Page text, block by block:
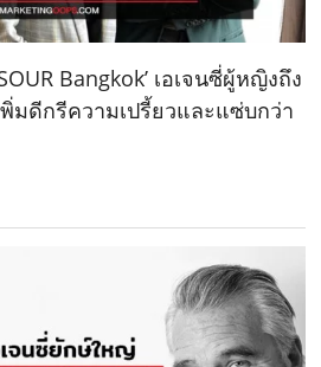
Bangkok’ เอเจนซี่ผู้หญิงถึง
มดีกรีความเปรี้ยวและแซ่บกว่า